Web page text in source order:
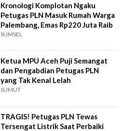
Kronologi Komplotan Ngaku
Petugas PLN Masuk Rumah Warga
Palembang, Emas Rp220 Juta Raib
SUMSEL
Ketua MPU Aceh Puji Semangat
dan Pengabdian Petugas PLN
yang Tak Kenal Lelah
SUMUT
TRAGIS! Petugas PLN Tewas
Tersengat Listrik Saat Perbaiki